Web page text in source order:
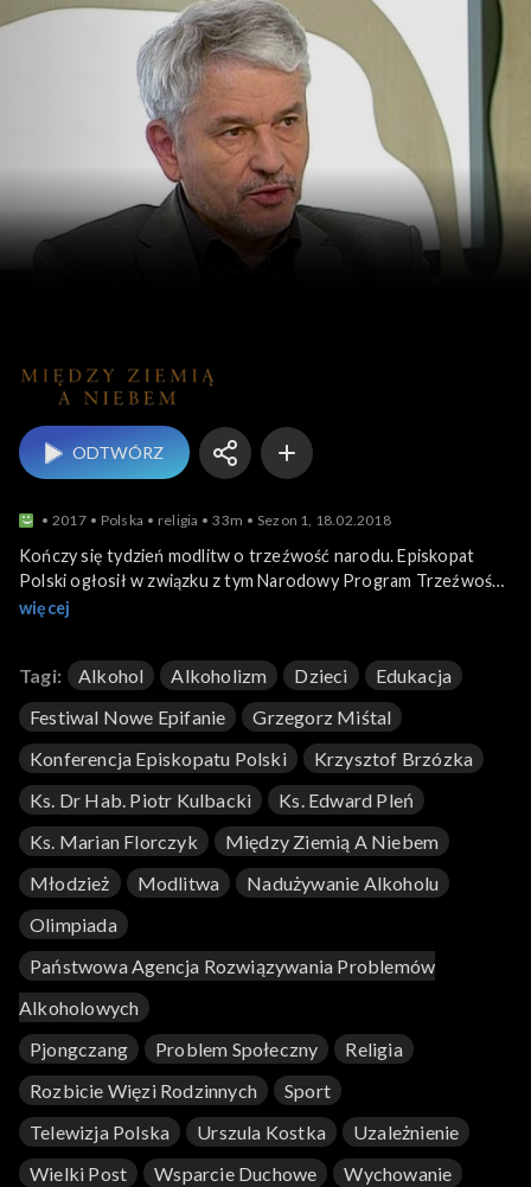
Między Ziemią a
ODTWÓRZ
2017 Polska religia 33m Sezon 1, 18.02.2018
Kończy się tydzień modlitw o trzeźwość narodu. Episkopat
Polski ogłosił w związku z tym Narodowy Program Trzeźwości.
To odpowiedź Kościoła na jedną z największych plag
W programie również o stygmatach ojca Pio, propozycjach
Kościoła na Wielki Post Jan np. Festiwal Nowe Epifanie oraz
wsparciu duchowym udzielanym naszym olimpijczykom w
Pjongczangu.
więcej
Tagi: Alkohol Alkoholizm Dzieci
Edukacja
Festiwal Nowe Epifanie
Grzegorz Miśtal
Konferencja Episkopatu Polski
Krzysztof Brzózka
Ks. Dr Hab. Piotr Kulbacki
Ks. Edward Pleń
Ks. Marian Florczyk
Między Ziemią A Niebem
Młodzież
Modlitwa
Nadużywanie Alkoholu
Olimpiada
Państwowa Agencja Rozwiązywania Problemów
Alkoholowych
Pjongczang
Problem Społeczny
Religia
Rozbicie Więzi Rodzinnych
Sport
Telewizja Polska
Urszula Kostka
Uzależnienie
Wielki Post
Wsparcie Duchowe
Wychowanie